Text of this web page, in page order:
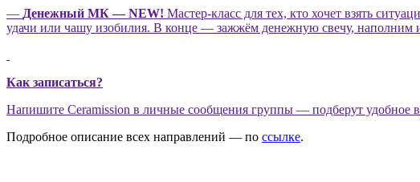
— Денежный МК — NEW! Мастер-класс для тех, кто хочет взять
удачи или чашу изобилия. В конце — зажжём денежную свечу, наполним
Как записаться?
Напишите Ceramission в личные сообщения группы — подберут удобное
Подробное описание всех направлений — по ссылке.